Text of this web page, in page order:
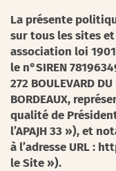
La présente
sur tous les sites et
association loi
le n°SIREN
272 BOULEVARD
BORDEAUX,
qualité de
l’APAJH 33 »), et
à l’adresse URL :
le Site »).